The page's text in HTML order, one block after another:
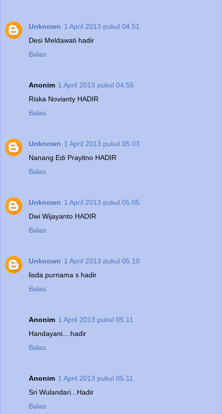
Unknown 1 April 2013 pukul 04.51
Desi Meldawati hadir
Balas
Anonim 1 April 2013 pukul 04.55
Riska Novianty HADIR
Balas
Unknown 1 April 2013 pukul 05.03
Nanang Edi Prayitno HADIR
Balas
Unknown 1 April 2013 pukul 05.05
Dwi Wijayanto HADIR
Balas
Unknown 1 April 2013 pukul 05.10
lisda purnama s hadir
Balas
Anonim 1 April 2013 pukul 05.11
Handayani....hadir
Balas
Anonim 1 April 2013 pukul 05.11
Sri Wulandari...Hadir
Balas